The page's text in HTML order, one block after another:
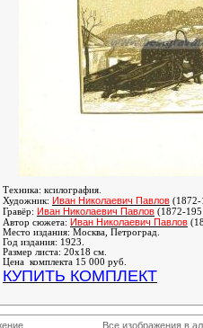
Техника: ксилография.
Художник: Иван Николаевич Павлов (1872-
Гравёр: Иван Николаевич Павлов (1872-
Автор сюжета: Иван Николаевич Павлов
Место издания: Москва, Петроград.
Год издания: 1923.
Размер листа: 20х18 см.
Цена комплекта 15 000 руб.
КУПИТЬ КОМПЛЕКТ
Все изображения в